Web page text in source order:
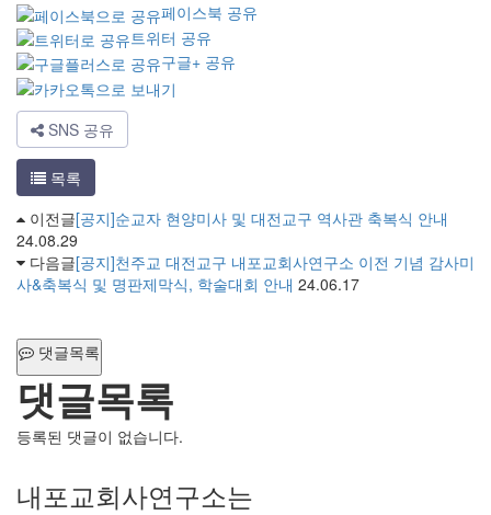
페이스북 공유
트위터 공유
구글+ 공유
SNS 공유
목록
이전글[공지]순교자 현양미사 및 대전교구 역사관 축복식 안내
24.08.29
다음글[공지]천주교 대전교구 내포교회사연구소 이전 기념 감사미
사&축복식 및 명판제막식, 학술대회 안내 24.06.17
댓글목록
댓글목록
등록된 댓글이 없습니다.
내포교회사연구소는